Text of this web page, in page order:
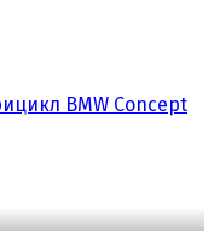
BMW Concept